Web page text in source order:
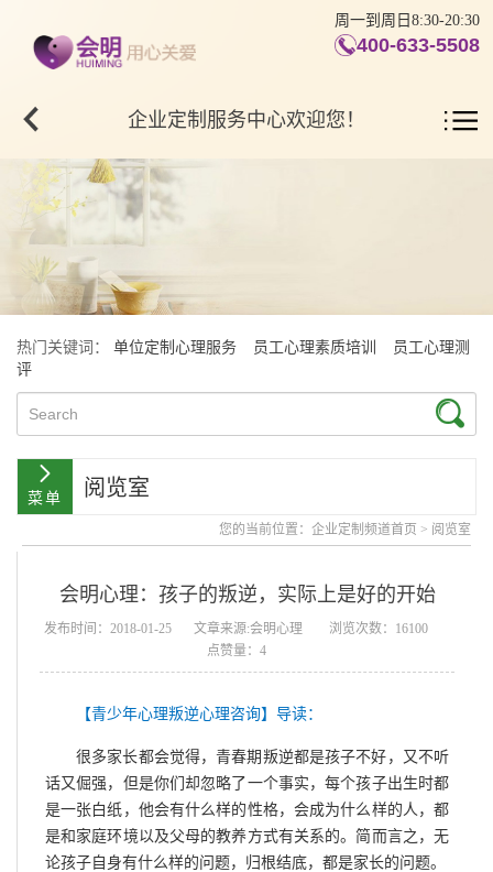
周一到周日8:30-20:30
400-633-5508
企业定制服务中心欢迎您！
热门关键词： 单位定制心理服务 员工心理素质培训
员工心理测
评
阅览室
您的当前位置： 企业定制频道首页 > 阅览室
会明心理：孩子的叛逆，实际上是好的开始
发布时间：2018-01-25 文章来源:会明心理
浏览次数：16100
点赞量：4
【青少年心理叛逆心理咨询】导读：
很多家长都会觉得，青春期叛逆都是孩子不好，又不听
话又倔强，但是你们却忽略了一个事实，每个孩子出生时都
是一张白纸，他会有什么样的性格，会成为什么样的人，都
是和家庭环境以及父母的教养方式有关系的。简而言之，无
论孩子自身有什么样的问题，归根结底，都是家长的问题。